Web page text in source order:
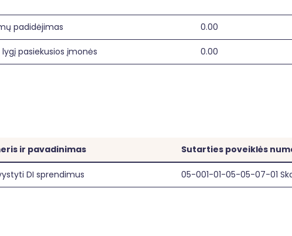
padidėjimas 0.00
pasiekusios įmonės 0.00
ir pavadinimas Sutarties poveiklės
DI sprendimus 05-001-01-05-05-07-01